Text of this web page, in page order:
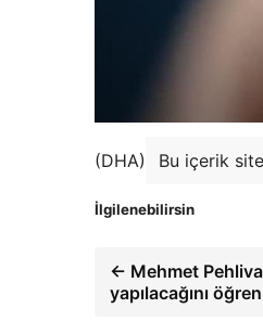
(DHA) Bu içerik
İlgilenebilirsin
← Mehmet
yapılacağını